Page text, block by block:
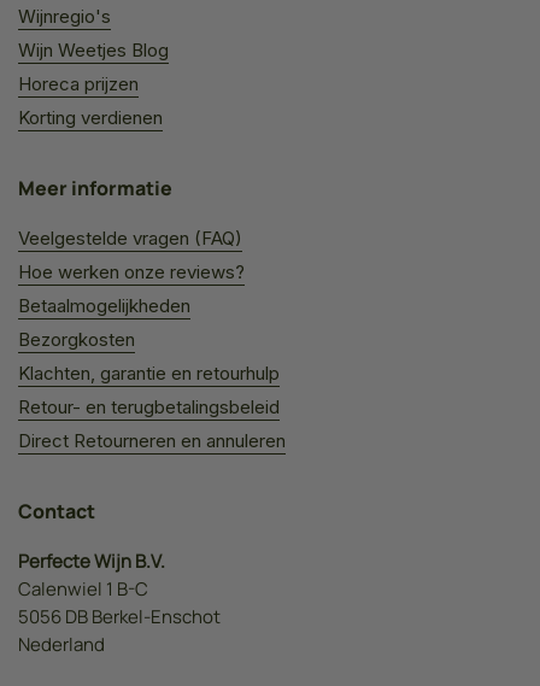
Wijnregio's
Wijn Weetjes Blog
Horeca prijzen
Korting verdienen
Meer informatie
Veelgestelde vragen (FAQ)
Hoe werken onze reviews?
Betaalmogelijkheden
Bezorgkosten
Klachten, garantie en retourhulp
Retour- en terugbetalingsbeleid
Direct Retourneren en annuleren
Contact
Perfecte Wijn B.V.
Calenwiel 1 B-C
5056 DB Berkel-Enschot
Nederland